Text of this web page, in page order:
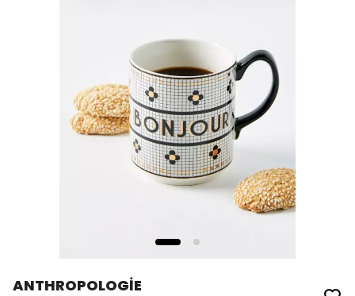
ANTHROPOLOGİE